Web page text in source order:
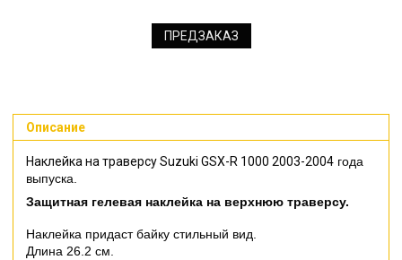
ПРЕДЗАКАЗ
Описание
Наклейка на траверсу Suzuki GSX-R 1000 2003-2004 года
выпуска.
Защитная гелевая наклейка на верхнюю траверсу.
Наклейка придаст байку стильный вид.
Длина 26.2 см.